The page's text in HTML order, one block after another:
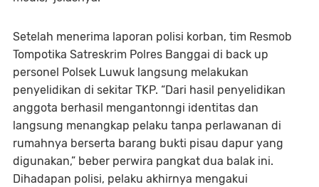
Setelah menerima laporan polisi korban, tim Resmob
Tompotika Satreskrim Polres Banggai di back up
personel Polsek Luwuk langsung melakukan
penyelidikan di sekitar TKP. “Dari hasil penyelidikan
anggota berhasil mengantonngi identitas dan
langsung menangkap pelaku tanpa perlawanan di
rumahnya berserta barang bukti pisau dapur yang
digunakan,” beber perwira pangkat dua balak ini.
Dihadapan polisi, pelaku akhirnya mengakui